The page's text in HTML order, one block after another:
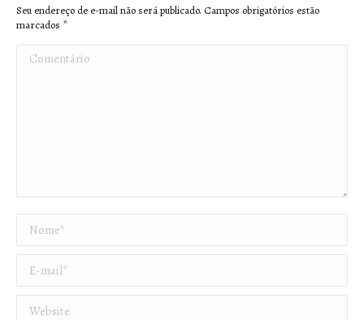
Seu endereço de e-mail não será publicado. Campos obrigatórios estão
marcados *
Comentário
Nome *
E-mail *
Website